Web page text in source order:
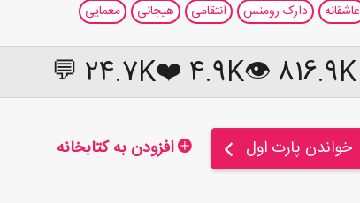
عاشقانه دارک رومنس انتقامی هیجانی معمایی
816.9K 👁
4.9K
❤️
24.7K 💬
خواندن پارت اول افزودن به کتابخانه